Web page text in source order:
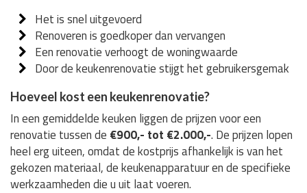
Het is snel uitgevoerd
Renoveren is goedkoper dan vervangen
Een renovatie verhoogt de woningwaarde
Door de keukenrenovatie stijgt het gebruikersgemak
Hoeveel kost een keukenrenovatie?
In een gemiddelde keuken liggen de prijzen voor een
renovatie tussen de €900,- tot €2.000,-. De prijzen lopen
heel erg uiteen, omdat de kostprijs afhankelijk is van het
gekozen materiaal, de keukenapparatuur en de specifieke
werkzaamheden die u uit laat voeren.